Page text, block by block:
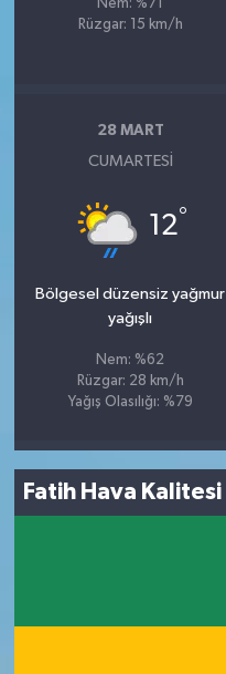
Nem: %71
Rüzgar: 15 km/h
28 MART
CUMARTESI
12°
Bölgesel düzensiz yağmur
yağışlı
Nem: %62
Rüzgar: 28 km/h
Yağış Olasılığı: %79
Fatih Hava Kalitesi